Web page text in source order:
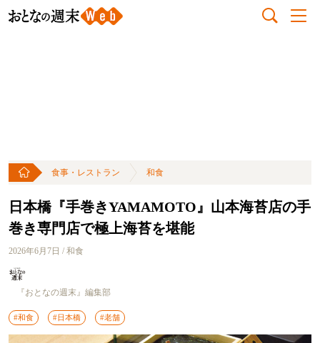
食事・レストラン 和食
日本橋『手巻きYAMAMOTO』山本海苔店の手
巻き専門店で極上海苔を堪能
2026年6月7日 / 和食
『おとなの週末』編集部
#和食 #日本橋 #老舗